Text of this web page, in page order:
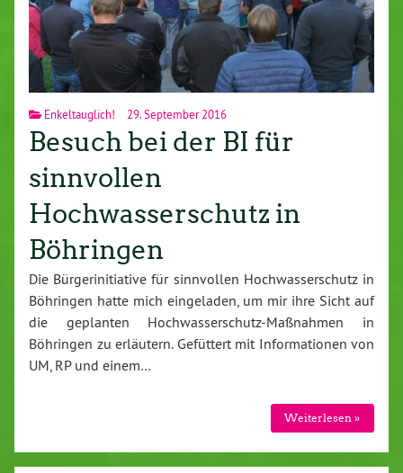
Enkeltauglich! 29. September 2016
Besuch bei der BI für
sinnvollen
Hochwasserschutz in
Böhringen
Die Bürgerinitiative für sinnvollen Hochwasserschutz in
Böhringen hatte mich eingeladen, um mir ihre Sicht auf
die geplanten Hochwasserschutz-Maßnahmen in
Böhringen zu erläutern. Gefüttert mit Informationen von
UM, RP und einem…
Weiterlesen »